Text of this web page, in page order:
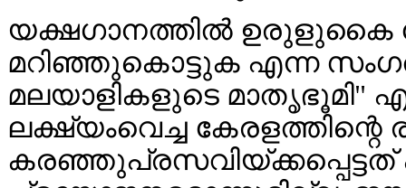
യക്ഷഗാനത്തിൽ ഉരുളുകൈ
മറിഞ്ഞുകൊട്ടുക എന്ന
മലയാളികളുടെ മാതൃഭൂമി"
ലക്ഷ്യംവെച്ച
കരഞ്ഞുപ്രസവിയ്ക്കപ്പെട്ടത്